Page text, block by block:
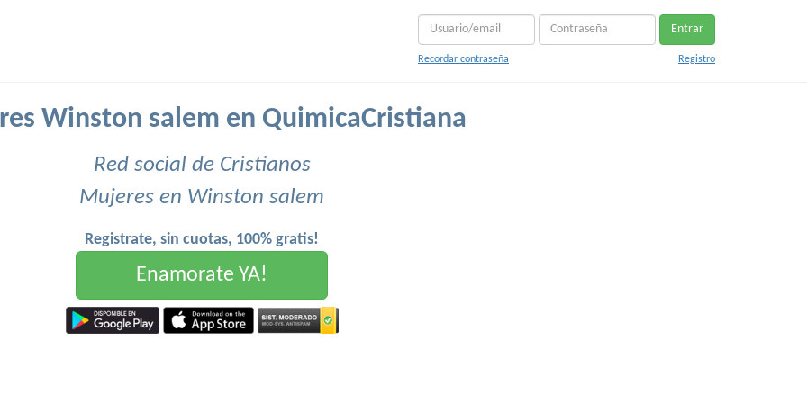
Entrar
Recordar contraseña Registro
Winston salem en QuimicaCristiana
Red social de Cristianos
Mujeres en Winston salem
Registrate, sin cuotas, 100% gratis!
Enamorate YA!